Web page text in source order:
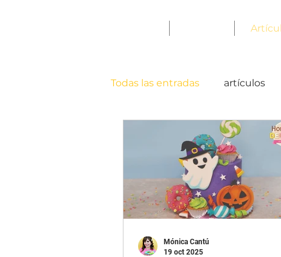
Todas las entradas artículos
Mónica Cantú
19 oct 2025